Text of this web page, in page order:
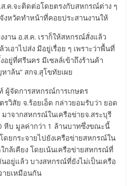
.ค.จะติดต่อโดยตรงกับสหกรณ์ต่าง ๆ
งหวัดทำหน้าที่คอยประสานงานให้
งาน อ.ส.ค. เราก็ให้สหกรณ์สั่งแล้ว
เอาไปส่ง มีอยู่เรื่อย ๆ เพราะว่าพื้นที่
อยู่ที่ศรีนคร มีเซลล์เข้าถึงร้านค้า
ล้น” สกจ.สุโขทัยเผย
ผู้จัดการสหกรณ์การเกษตร
รวิสัย จ.ร้อยเอ็ด กล่าวยอมรับว่า ยอด
าจากสหกรณ์ในเครือข่ายจ.สระบุรี
หีบ มูลค่ากว่า 1 ล้านบาทซึ่งขณะนี้
ดยกระจายไปยังเครือข่ายสหกรณ์ใน
กล้เคียง โดยเน้นเครือข่ายสหกรณ์ที่
อยู่แล้ว บางสหกรณ์ที่ยังไม่เป็นเครือ
ายเหมือนกัน